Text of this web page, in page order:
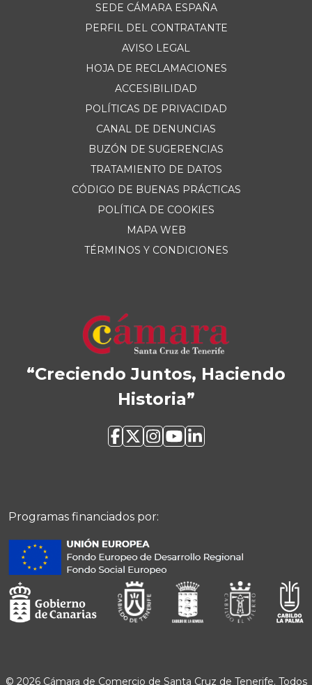
SEDE CÁMARA ESPAÑA
PERFIL DEL CONTRATANTE
AVISO LEGAL
HOJA DE RECLAMACIONES
ACCESIBILIDAD
POLÍTICAS DE PRIVACIDAD
CANAL DE DENUNCIAS
BUZÓN DE SUGERENCIAS
TRATAMIENTO DE DATOS
CÓDIGO DE BUENAS PRÁCTICAS
POLÍTICA DE COOKIES
MAPA WEB
TÉRMINOS Y CONDICIONES
“Creciendo Juntos, Haciendo
Historia”
Programas financiados por:
© 2026 Cámara de Comercio de Santa Cruz de Tenerife. Todos